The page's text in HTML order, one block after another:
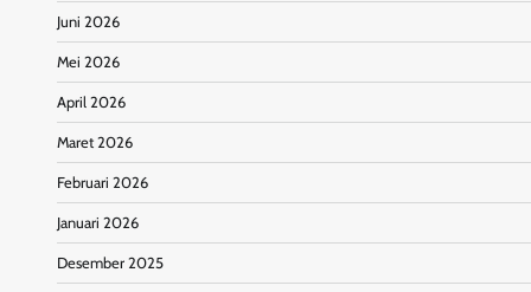
Juni 2026
Mei 2026
April 2026
Maret 2026
Februari 2026
Januari 2026
Desember 2025